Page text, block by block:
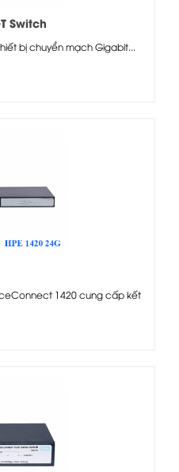
Switch
bị chuyển mạch Gigabit...
1420 cung cấp kết